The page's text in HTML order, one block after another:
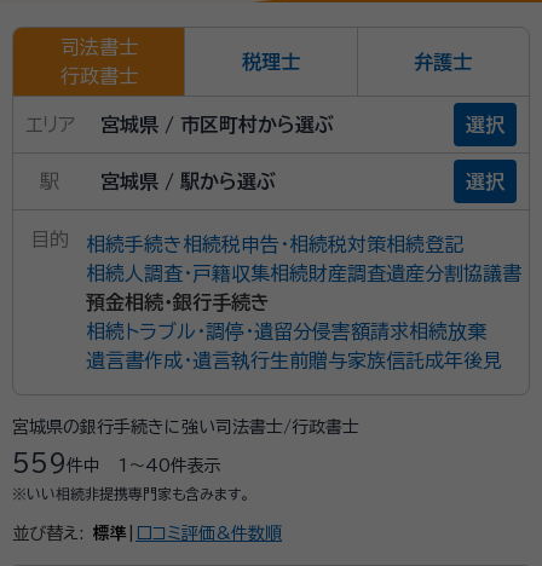
司法書士
行政書士
税理士 弁護士
エリア 宮城県 / 市区町村から選ぶ 選択
駅 宮城県 / 駅から選ぶ 選択
目的 相続手続き相続税申告・相続税対策相続登記
相続人調査・戸籍収集相続財産調査遺産分割協議書
預金相続・銀行手続き
相続トラブル・調停・遺留分侵害額請求相続放棄
遺言書作成・遺言執行生前贈与家族信託成年後見
宮城県の銀行手続きに強い司法書士/行政書士
559件中 1〜40件表示
※いい相続非提携専門家も含みます。
並び替え: 標準 口コミ評価&件数順